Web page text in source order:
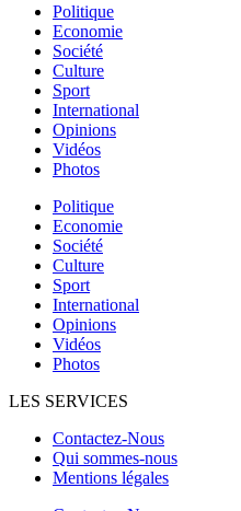
Politique
Economie
Société
Culture
Sport
International
Opinions
Vidéos
Photos
Politique
Economie
Société
Culture
Sport
International
Opinions
Vidéos
Photos
LES SERVICES
Contactez-Nous
Qui sommes-nous
Mentions légales